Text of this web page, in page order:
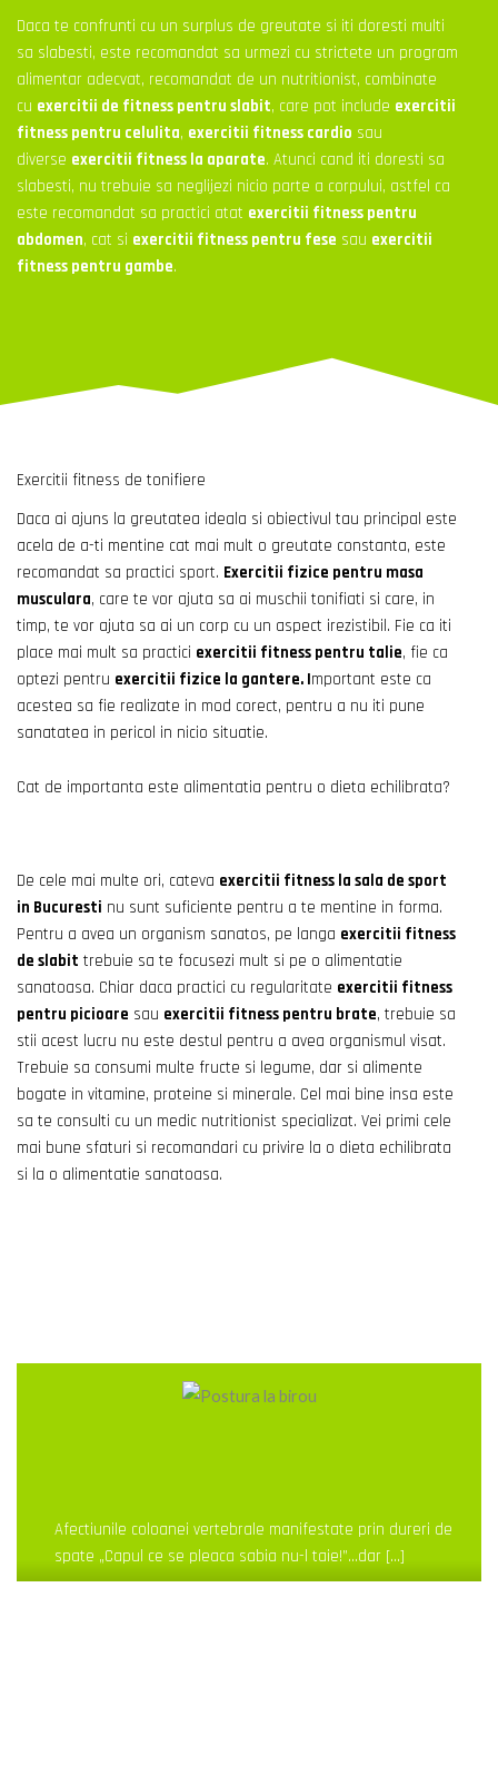
Daca te confrunti cu un surplus de greutate si iti doresti multi
sa slabesti, este recomandat sa urmezi cu strictete un program
alimentar adecvat, recomandat de un nutritionist, combinate
cu exercitii de fitness pentru slabit, care pot include exercitii
fitness pentru celulita, exercitii fitness cardio sau
diverse exercitii fitness la aparate. Atunci cand iti doresti sa
slabesti, nu trebuie sa neglijezi nicio parte a corpului, astfel ca
este recomandat sa practici atat exercitii fitness pentru
abdomen, cat si exercitii fitness pentru fese sau exercitii
fitness pentru gambe.
Exercitii fitness de tonifiere
Daca ai ajuns la greutatea ideala si obiectivul tau principal este
acela de a-ti mentine cat mai mult o greutate constanta, este
recomandat sa practici sport. Exercitii fizice pentru masa
musculara, care te vor ajuta sa ai muschii tonifiati si care, in
timp, te vor ajuta sa ai un corp cu un aspect irezistibil. Fie ca iti
place mai mult sa practici exercitii fitness pentru talie, fie ca
optezi pentru exercitii fizice la gantere. Important este ca
acestea sa fie realizate in mod corect, pentru a nu iti pune
sanatatea in pericol in nicio situatie.
Cat de importanta este alimentatia pentru o dieta echilibrata?
De cele mai multe ori, cateva exercitii fitness la sala de sport
in Bucuresti nu sunt suficiente pentru a te mentine in forma.
Pentru a avea un organism sanatos, pe langa exercitii fitness
de slabit trebuie sa te focusezi mult si pe o alimentatie
sanatoasa. Chiar daca practici cu regularitate exercitii fitness
pentru picioare sau exercitii fitness pentru brate, trebuie sa
stii acest lucru nu este destul pentru a avea organismul visat.
Trebuie sa consumi multe fructe si legume, dar si alimente
bogate in vitamine, proteine si minerale. Cel mai bine insa este
sa te consulti cu un medic nutritionist specializat. Vei primi cele
mai bune sfaturi si recomandari cu privire la o dieta echilibrata
si la o alimentatie sanatoasa.
Afectiunile coloanei vertebrale manifestate prin dureri de
spate „Capul ce se pleaca sabia nu-l taie!”…dar […]